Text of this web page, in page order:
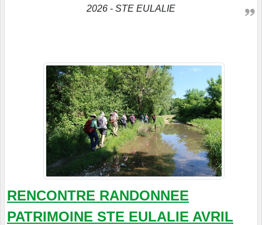
2026 - STE EULALIE
RENCONTRE RANDONNEE
PATRIMOINE STE EULALIE AVRIL